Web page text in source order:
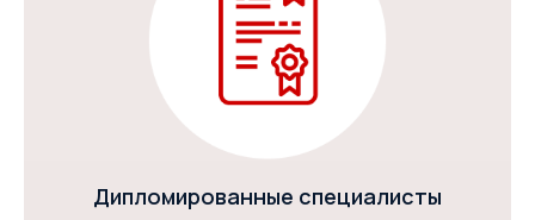
Дипломированные специалисты